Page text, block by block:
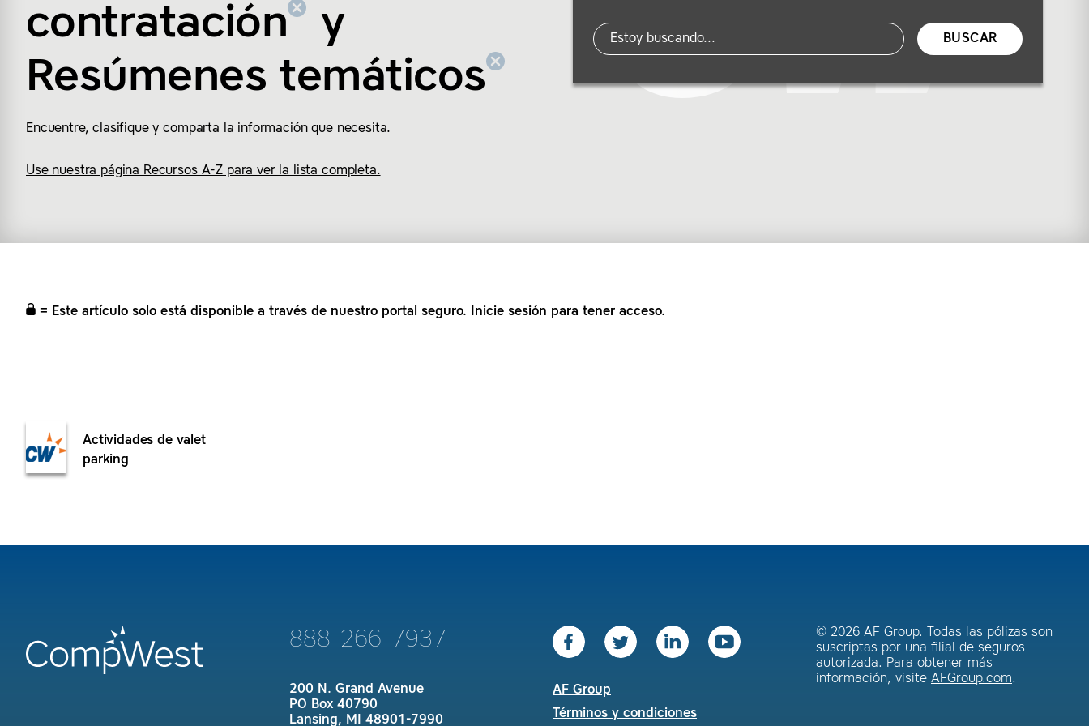
contratación
y
Resúmenes temáticos
Encuentre, clasifique y comparta la información que necesita.
Use nuestra página Recursos A-Z para ver la lista completa.
BUSCAR
= Este artículo solo está disponible a través de nuestro portal seguro. Inicie sesión para tener acceso.
Actividades de valet
parking
888-266-7937
200 N. Grand Avenue
PO Box 40790
Lansing, MI 48901-7990
AF Group
Términos y condiciones
© 2026 AF Group. Todas las pólizas son
suscriptas por una filial de seguros
autorizada. Para obtener más
información, visite AFGroup.com.